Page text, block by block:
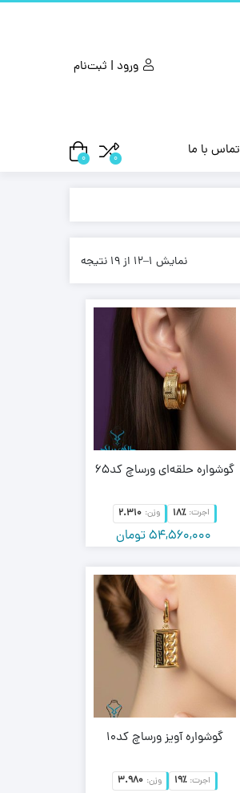
ورود | ثبت‌نام
تماس با ما 0
0
نمایش 1–12 از 19 نتیجه
گوشواره حلقه‌ای ورساچ کد65
اجرت: 18٪ وزن: 2.310
54,560,000تومان
گوشواره آویز ورساچ کد10
اجرت: 19٪ وزن: 3.980